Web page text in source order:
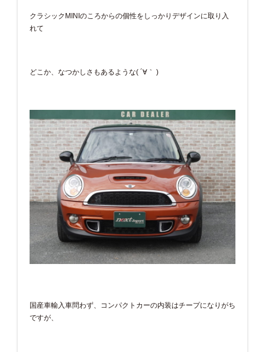
クラシックMINIのころからの個性をしっかりデザインに取り入
れて
どこか、なつかしさもあるような( ´∀｀ )
国産車輸入車問わず、コンパクトカーの内装はチープになりがち
ですが、